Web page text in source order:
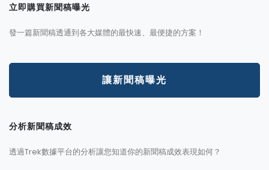
立即購買新聞稿曝光
發一篇新聞稿透通到各大媒體的最快速、最便捷的方案！
讓新聞稿曝光
分析新聞稿成效
透過Trek數據平台的分析讓您知道你的新聞稿成效表現如何？